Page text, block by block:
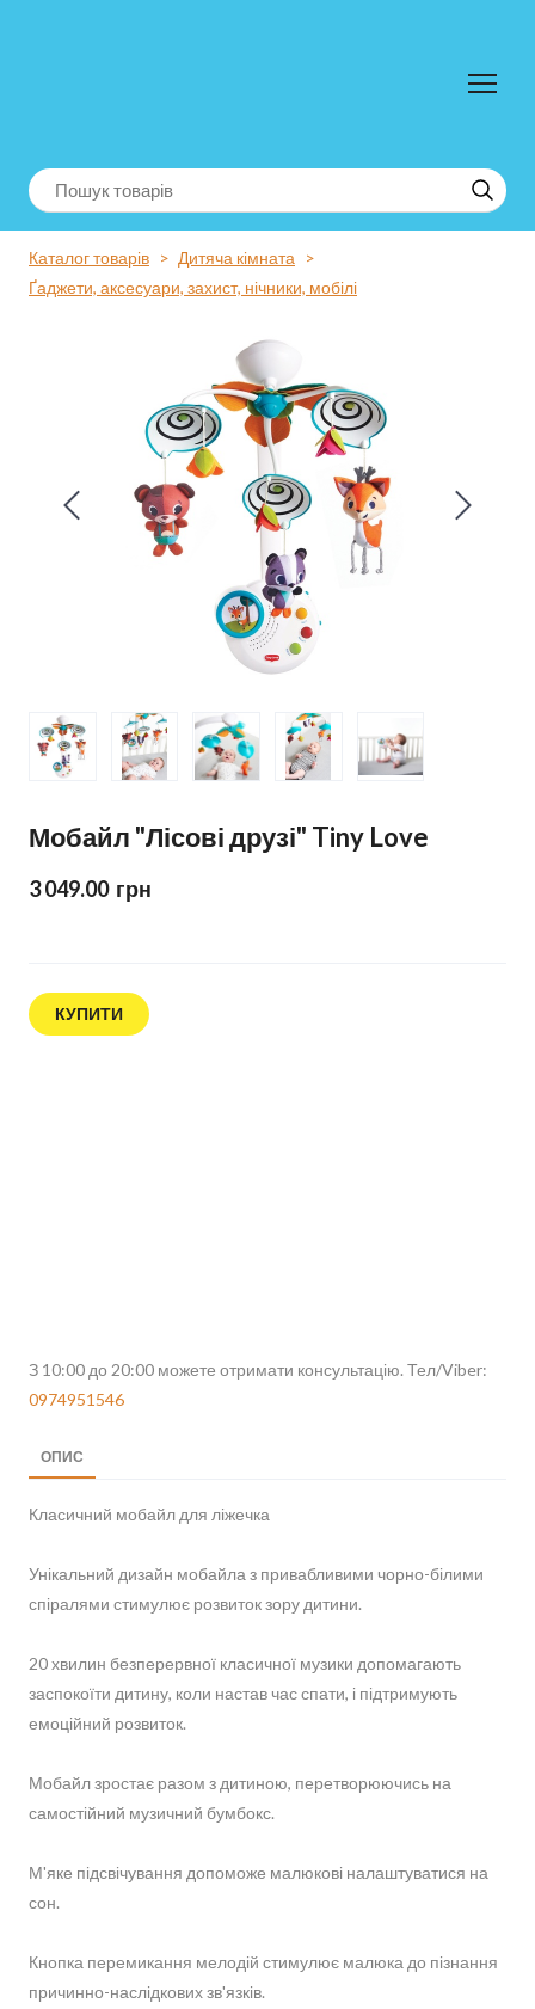
Каталог товарів
Дитяча кімната
Ґаджети, аксесуари, захист, нічники, мобілі
Мобайл "Лісові друзі" Tiny Love
3 049.00  грн
КУПИТИ
З 10:00 до 20:00 можете отримати консультацію. Тел/Viber:
0974951546
ОПИС
Класичний мобайл для ліжечка
Унікальний дизайн мобайла з привабливими чорно-білими
спіралями стимулює розвиток зору дитини.
20 хвилин безперервної класичної музики допомагають
заспокоїти дитину, коли настав час спати, і підтримують
емоційний розвиток.
Мобайл зростає разом з дитиною, перетворюючись на
самостійний музичний бумбокс.
М'яке підсвічування допоможе малюкові налаштуватися на
сон.
Кнопка перемикання мелодій стимулює малюка до пізнання
причинно-наслідкових зв'язків.